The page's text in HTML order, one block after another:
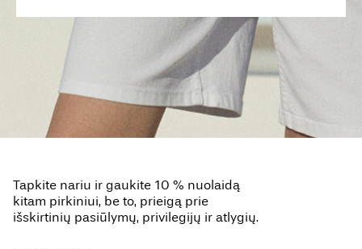
Tapkite nariu ir gaukite 10 % nuolaidą
kitam pirkiniui, be to, prieigą prie
išskirtinių pasiūlymų, privilegijų ir atlygių.